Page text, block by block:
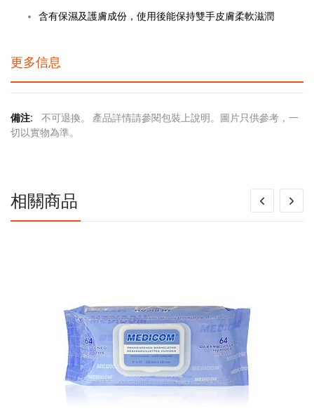
含有保濕及護膚成份，使用後能保持雙手皮膚柔軟滋潤
更多信息
更
多
不可退換。 產品詳情請參閱包裝上說明。圖片只供參考，一
切以實物為準。
相關商品